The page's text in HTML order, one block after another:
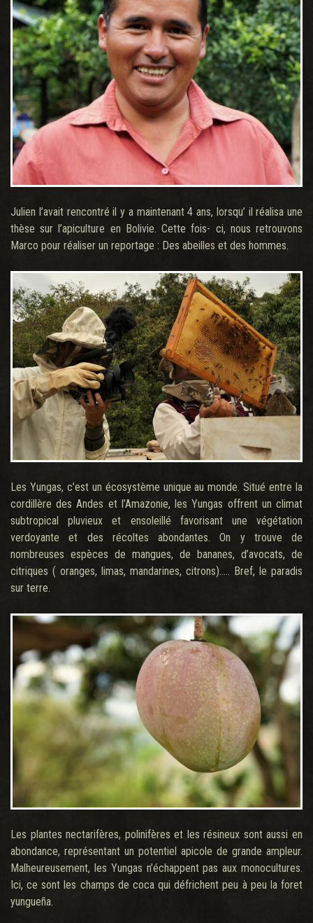
Julien l’avait rencontré il y a maintenant 4 ans, lorsqu’ il réalisa une
thèse sur l’apiculture en Bolivie. Cette fois- ci, nous retrouvons
Marco pour réaliser un reportage : Des abeilles et des hommes.
Les Yungas, c’est un écosystème unique au monde. Situé entre la
cordillère des Andes et l’Amazonie, les Yungas offrent un climat
subtropical pluvieux et ensoleillé favorisant une végétation
verdoyante et des récoltes abondantes. On y trouve de
nombreuses espèces de mangues, de bananes, d’avocats, de
citriques ( oranges, limas, mandarines, citrons)….. Bref, le paradis
sur terre.
Les plantes nectarifères, polinifères et les résineux sont aussi en
abondance, représentant un potentiel apicole de grande ampleur.
Malheureusement, les Yungas n’échappent pas aux monocultures.
Ici, ce sont les champs de coca qui défrichent peu à peu la foret
yungueña.